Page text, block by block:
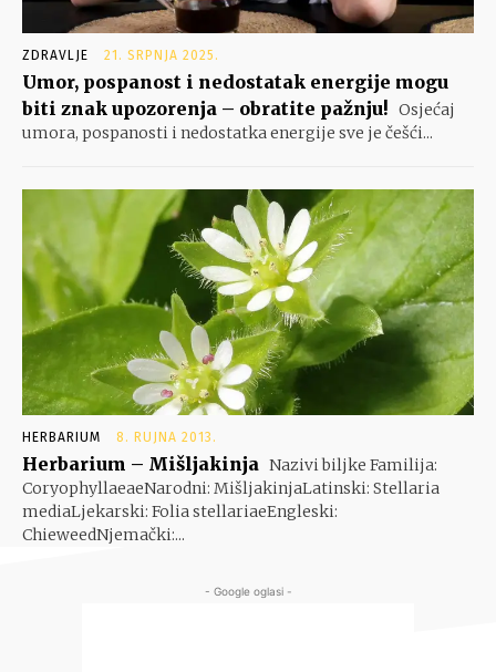
ZDRAVLJE 21. SRPNJA 2025.
Umor, pospanost i nedostatak energije mogu
biti znak upozorenja – obratite pažnju! Osjećaj
umora, pospanosti i nedostatka energije sve je češći...
HERBARIUM 8. RUJNA 2013.
Herbarium – Mišljakinja Nazivi biljke Familija:
CoryophyllaeaeNarodni: MišljakinjaLatinski: Stellaria
mediaLjekarski: Folia stellariaeEngleski:
ChieweedNjemački:...
- Google oglasi -